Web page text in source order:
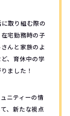
取り組む際の
宅勤務時の子
んと家族のよ
、育休中の学
ました！
ニティーの情
、新たな視点